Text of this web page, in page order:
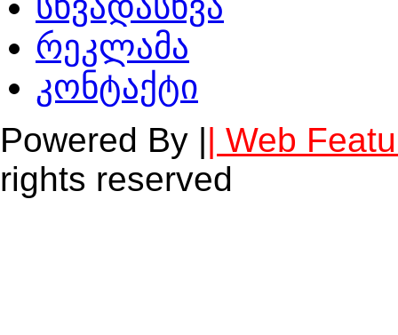
რეკლამა
კონტაქტი
Powered By || Web
rights reserved